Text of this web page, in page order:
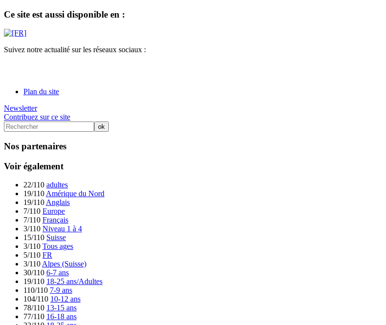
Ce site est aussi disponible en :
Suivez notre actualité sur les réseaux sociaux :
Plan du site
Newsletter
Contribuez sur ce site
Nos partenaires
Voir également
22/110 adultes
19/110Amérique du Nord
19/110Anglais
7/110 Europe
7/110 Français
3/110 Niveau 1 à 4
15/110 Suisse
3/110 Tous ages
5/110 FR
3/110Alpes (Suisse)
30/110 6-7 ans
19/110 18-25 ans/Adultes
110/110 7-9 ans
104/110 10-12 ans
78/110 13-15 ans
77/110 16-18 ans